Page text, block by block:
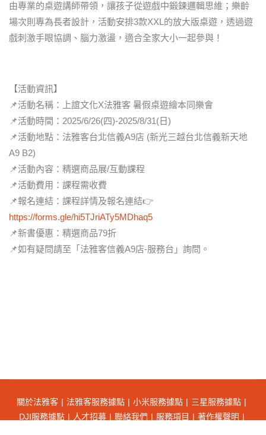
由專業的桌遊講師帶領，讓孩子從遊戲中鍛鍊邏輯思維；樂齡
場次則專為長者設計，活動安排3款XXL的放大版桌遊，透過遊
戲刺激手眼協調、腦力激盪，適合全家大小一起參與！
【活動資訊】
📌活動名稱：上誼文化X法雅客 暑假桌遊繪本同樂會
📌活動時間：2025/6/26(四)-2025/8/31(日)
📌活動地點：法雅客台北信義A9店 (新光三越台北信義新天地
A9 B2)
📌活動內容：精選商品展/互動課程
📌活動費用：課程需收費
📌報名連結：課程詳情及報名連結👉
https://forms.gle/hi5TJriATy5MDhaq5
📌新書優惠：精選商品79折
📌如有疑問請至「法雅客信義A9店-服務台」詢問。
關於法雅客 法雅客服務據點 小米服務據點
三星服務據點
DJI服務據點
人才招募 聯絡我們 服務項目
著作權聲明